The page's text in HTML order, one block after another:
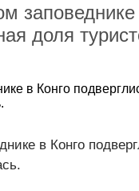
заповеднике
доля
в Конго
в Конго